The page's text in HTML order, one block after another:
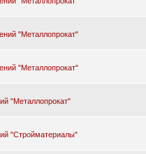
"Металлопрокат"
"Металлопрокат"
"Металлопрокат"
"Стройматериалы"